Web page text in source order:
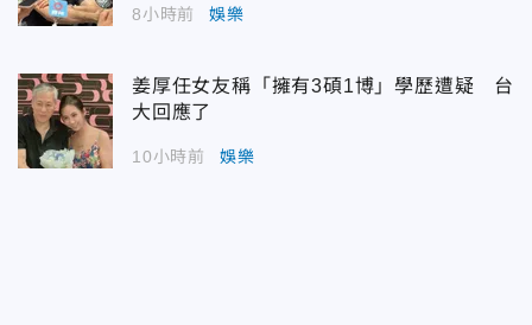
8小時前 娛樂
姜厚任女友稱「擁有3碩1博」學歷遭疑 台
大回應了
10小時前 娛樂